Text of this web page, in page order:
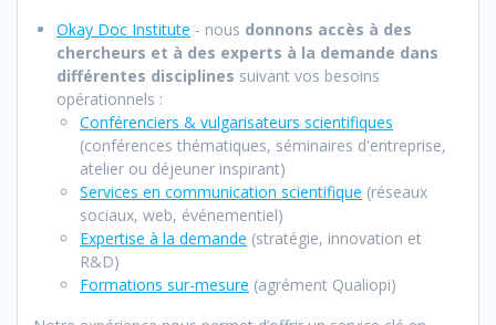
Okay Doc Institute - nous donnons accès à des
chercheurs et à des experts à la demande dans
différentes disciplines suivant vos besoins
opérationnels :
Conférenciers & vulgarisateurs scientifiques
(conférences thématiques, séminaires d'entreprise,
atelier ou déjeuner inspirant)
Services en communication scientifique (réseaux
sociaux, web, événementiel)
Expertise à la demande (stratégie, innovation et
R&D)
Formations sur-mesure (agrément Qualiopi)